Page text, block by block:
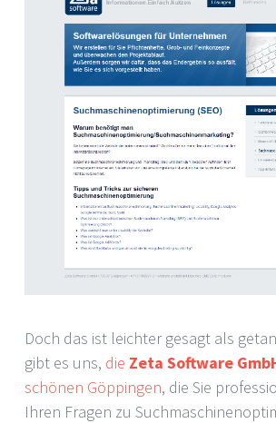
Doch das ist leichter gesagt als
gibt es uns, die Zeta Software
schönen Göppingen, die Sie
Ihren Fragen zu